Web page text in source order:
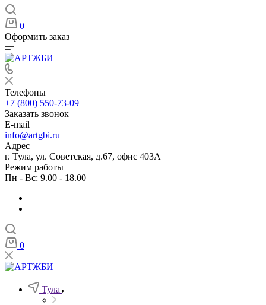
0
Оформить заказ
Телефоны
+7 (800) 550-73-09
Заказать звонок
E-mail
info@artgbi.ru
Адрес
г. Тула, ул. Советская, д.67, офис 403А
Режим работы
Пн - Вс: 9.00 - 18.00
0
Тула